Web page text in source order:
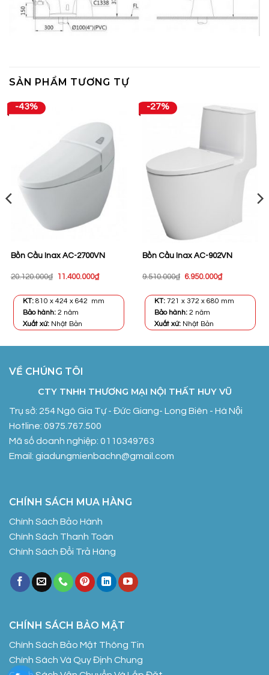
SẢN PHẨM TƯƠNG TỰ
-43%
Bồn Cầu Inax AC-2700VN
20.120.000₫
Giá
20.120.000₫.
11.400.000₫Giá
là:
KT:810 x 424 x 642 mm
Bảo hành:2 năm
Xuất xứ: Nhật Bản
-27%
Bồn Cầu Inax AC-902VN
9.510.000₫ Giá
9.510.000₫.
6.950.000₫Giá
là:
KT: 721 x 372 x 680 mm
Bảo hành:2 năm
Xuất xứ: Nhật Bản
VỀ CHÚNG TÔI
CTY TNHH THƯƠNG MẠI NỘI THẤT HUY VŨ
Trụ sở: 254 Ngô Gia Tự - Đức Giang- Long Biên - Hà Nội
Hotline: 0975.767.500
Mã số doanh nghiệp: 0110349763
Email: giadungmienbachn@gmail.com
CHÍNH SÁCH MUA HÀNG
Chính Sách Bảo Hành
Chính Sách Thanh Toán
Chính Sách Đổi Trả Hàng
CHÍNH SÁCH BẢO MẬT
Chính Sách Bảo Mật Thông Tin
Chính Sách Và Quy Định Chung